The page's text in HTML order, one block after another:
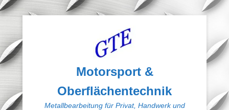
Motorsport &
Oberflächentechnik
Metallbearbeitung für Privat, Handwerk und